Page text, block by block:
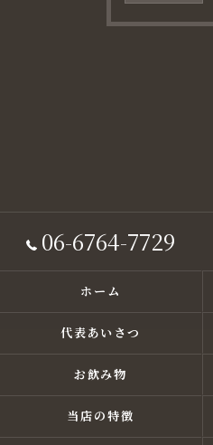
06-6764-7729
ホーム
代表あいさつ
お飲み物
当店の特徴